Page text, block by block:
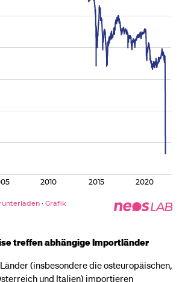
treffen abhängige Importländer
(insbesondere die osteuropäischen,
und Italien) importieren